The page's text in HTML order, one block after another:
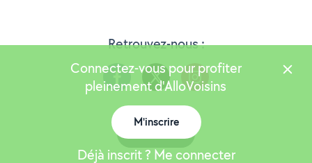
Retrouvez-nous :
Version 25.5.3
Connectez-vous pour profiter
pleinement d'AlloVoisins
M'inscrire
Déjà inscrit ? Me connecter